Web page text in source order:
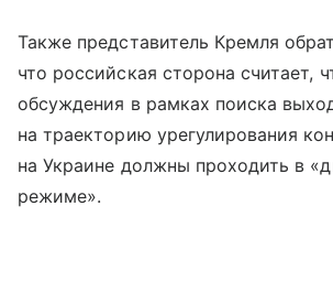
Также представитель Кремля
что российская сторона считает,
обсуждения в рамках поиска
на траекторию урегулирования
на Украине должны проходить в
режиме».